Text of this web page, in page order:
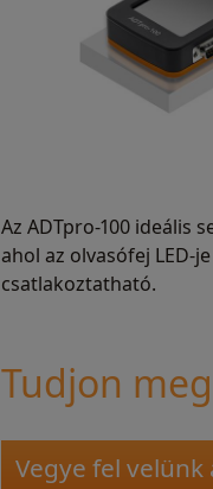
Az ADTpro-100 ideális
ahol az olvasófej LED-
csatlakoztatható.
Tudjon
Vegye fel